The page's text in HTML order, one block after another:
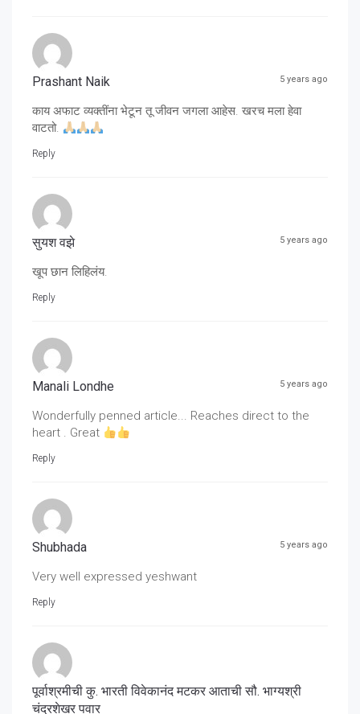
Prashant Naik 5 years ago
काय अफाट व्यक्तींना भेटून तू जीवन जगला आहेस. खरच मला हेवा
वाटतो.
Reply
सुयश वझे 5 years ago
खूप छान लिहिलंय.
Reply
Manali Londhe 5 years ago
Wonderfully penned article... Reaches direct to the
heart . Great
Reply
Shubhada 5 years ago
Very well expressed yeshwant
Reply
पूर्वाश्रमीची कु. भारती विवेकानंद मटकर आताची सौ. भाग्यश्री
चंद्रशेखर पवार